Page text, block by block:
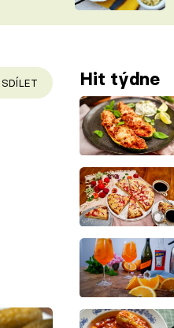
ŠÉFREDAKTORKY
ČASOPIS
SDÍLET Hit týdne